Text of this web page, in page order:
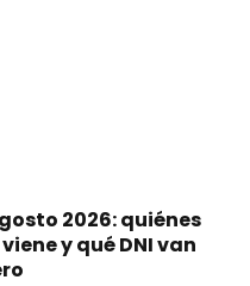
2026: quiénes
y qué DNI van